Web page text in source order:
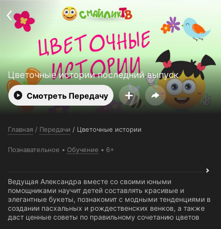
Цветочные истории последний выпуск
Смотреть Передачу
Главная / Передачи / Цветочные истории
Познавательное Обучение 6+
Ведущая Александра вместе со своими юными
помощниками научит детей составлять красивые и
элегантные букеты, познакомит с модными тенденциями в
создании пасхальных и рождественских венков, а также
даст ценные советы по правильному сочетанию цветов
support@24h.tv
О сервисе
Политика конфиденциальности
Для партнёров
Открыть приложение
Ввести промокод
Установить на ТВ
Бесплатные каналы Контакты